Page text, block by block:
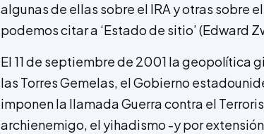
algunas de ellas sobre el IRA y otras sobre
podemos citar a ‘Estado de sitio’ (Edward
El 11 de septiembre de 2001 la geopolítica
las Torres Gemelas, el Gobierno
imponen la llamada Guerra contra el
archienemigo, el yihadismo -y por